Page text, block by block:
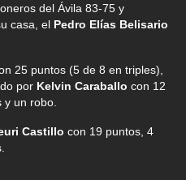
del Ávila 83-75 y
casa, el Pedro Elías Belisario
25 puntos (5 de 8 en triples),
por Kelvin Caraballo con 12
un robo.
Castillo con 19 puntos, 4